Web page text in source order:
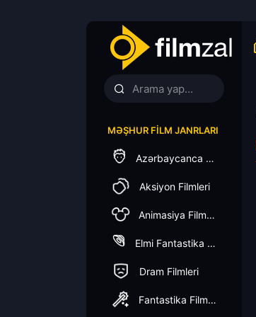
MƏŞHUR FILM JANRLARI
Azərbaycanca Dublaj
Aksiyon Filmleri
Animasiya Filmleri
Elmi Fantastika Filmleri
Dram Filmleri
Fantastika Filmleri